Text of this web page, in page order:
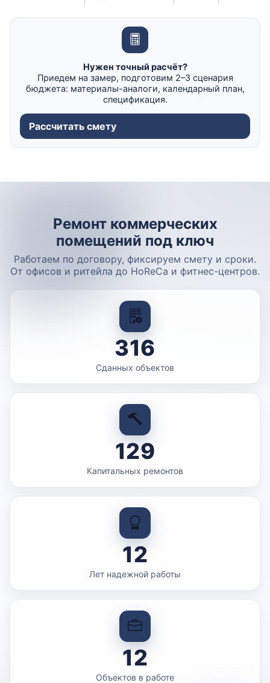
Нужен точный расчёт?
Приедем на замер, подготовим 2–3 сценария
бюджета: материалы-аналоги, календарный план,
спецификация.
Рассчитать смету
Ремонт коммерческих
помещений под ключ
Работаем по договору, фиксируем смету и сроки.
От офисов и ритейла до HoReCa и фитнес-центров.
316
Сданных объектов
129
Капитальных ремонтов
12
Лет надежной работы
12
Объектов в работе